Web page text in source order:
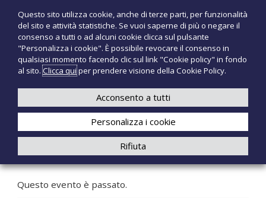
n
T
e
c
n
o
M
e
P
r
d
o
t
i
e
i
a
l
+39 3921526175
« Tutti gli Eventi
Questo evento è passato.
Questo sito utilizza cookie, anche di terze parti, per funzionalità
del sito e attività statistiche. Se vuoi saperne di più o negare il
consenso a tutti o ad alcuni cookie clicca sul pulsante
"Personalizza i cookie". È possibile revocare il consenso in
qualsiasi momento facendo clic sul link "Cookie policy" in fondo
al sito.Clicca quiper prendere visione della Cookie Policy.
Personalizza i cookie
Rifiuta
Acconsento a tutti